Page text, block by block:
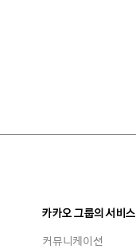
카카오 그룹의 서비스
커뮤니케이션